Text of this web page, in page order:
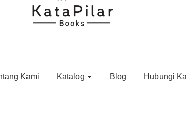
Kami Katalog Blog Hubungi